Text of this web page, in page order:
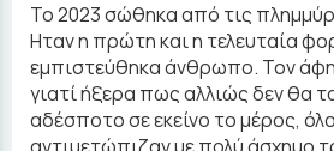
Το 2023 σώθηκα από τις
Ηταν η πρώτη και η τελευταία
εμπιστεύθηκα άνθρωπο. Τον
γιατί ήξερα πως αλλιώς δεν θα
αδέσποτο σε εκείνο το μέρος,